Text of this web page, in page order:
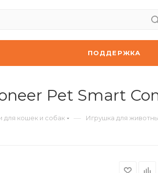
ПОДДЕРЖКА
Pet Smart
для кошек и собак — Игрушка для